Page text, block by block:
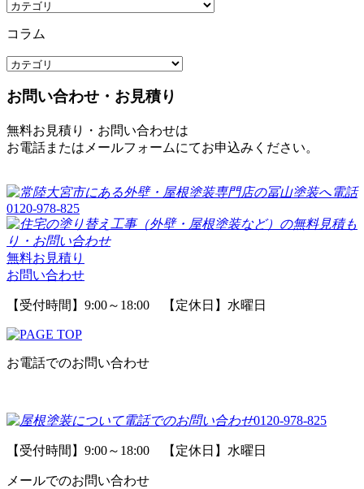
コラム
お問い合わせ・お見積り
無料お見積り・お問い合わせは
お電話またはメールフォームにてお申込みください。
0120-978-825
無料お見積り
お問い合わせ
【受付時間】9:00～18:00 【定休日】水曜日
お電話でのお問い合わせ
0120-978-825
【受付時間】9:00～18:00 【定休日】水曜日
メールでのお問い合わせ